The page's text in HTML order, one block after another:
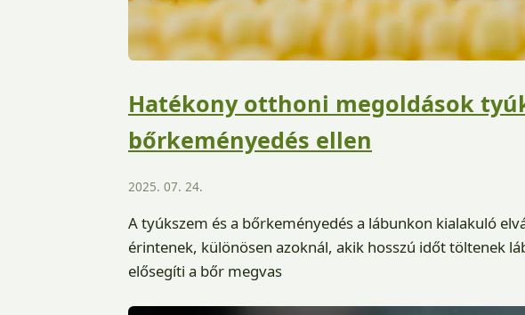
Hatékony otthoni megoldások
bőrkeményedés ellen
2025. 07. 24.
A tyúkszem és a bőrkeményedés a lábunkon kialakuló
érintenek, különösen azoknál, akik hosszú időt töltenek
elősegíti a bőr megvas